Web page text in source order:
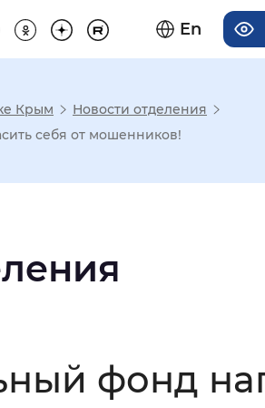
En
Крым
Новости отделения
себя от мошенников!
фонд